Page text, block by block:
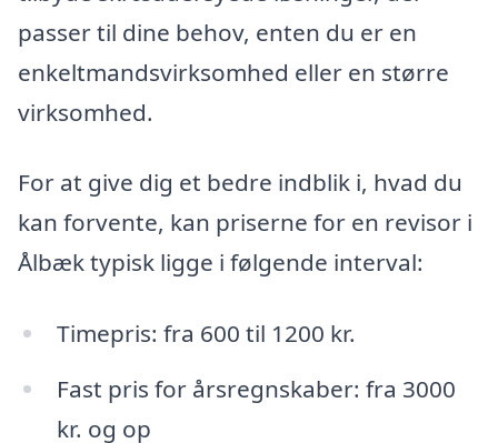
passer til dine behov, enten du er en
enkeltmandsvirksomhed eller en større
virksomhed.
For at give dig et bedre indblik i, hvad du
kan forvente, kan priserne for en revisor i
Ålbæk typisk ligge i følgende interval:
Timepris: fra 600 til 1200 kr.
Fast pris for årsregnskaber: fra 3000
kr. og op